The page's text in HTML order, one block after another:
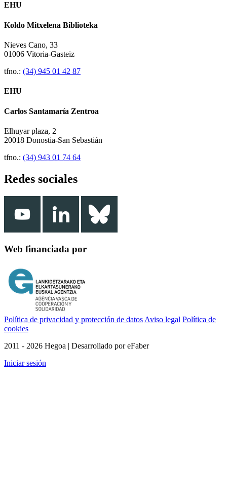
EHU
Koldo Mitxelena Biblioteka
Nieves Cano, 33
01006 Vitoria-Gasteiz
tfno.: (34) 945 01 42 87
EHU
Carlos Santamaría Zentroa
Elhuyar plaza, 2
20018 Donostia-San Sebastián
tfno.: (34) 943 01 74 64
Redes sociales
Web financiada por
Política de privacidad y protección de datos Aviso legal Política de
cookies
2011 - 2026 Hegoa | Desarrollado por eFaber
Iniciar sesión